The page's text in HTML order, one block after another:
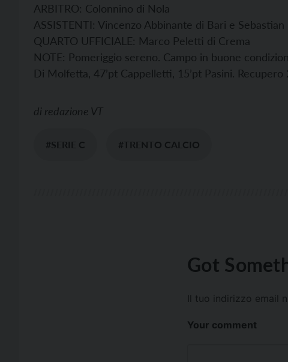
ARBITRO: Colonnino di Nola
ASSISTENTI: Vincenzo Abbinante di Bari e Sebastian
QUARTO UFFICIALE: Marco Peletti di Crema
NOTE: Pomeriggio sereno. Campo in buone
Di Molfetta, 47’pt Cappelletti, 15’pt Pasini. Recupero
di redazione VT
#SERIE C #TRENTO CALCIO
Got
Il tuo indirizzo email
Your comment